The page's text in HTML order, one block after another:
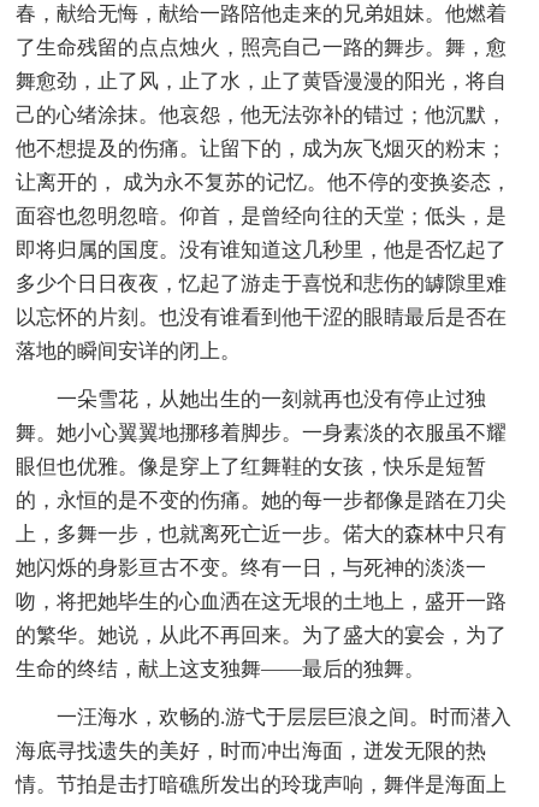
春，献给无悔，献给一路陪他走来的兄弟姐妹。他燃着
了生命残留的点点烛火，照亮自己一路的舞步。舞，愈
舞愈劲，止了风，止了水，止了黄昏漫漫的阳光，将自
己的心绪涂抹。他哀怨，他无法弥补的错过；他沉默，
他不想提及的伤痛。让留下的，成为灰飞烟灭的粉末；
让离开的， 成为永不复苏的记忆。他不停的变换姿态，
面容也忽明忽暗。仰首，是曾经向往的天堂；低头，是
即将归属的国度。没有谁知道这几秒里，他是否忆起了
多少个日日夜夜，忆起了游走于喜悦和悲伤的罅隙里难
以忘怀的片刻。也没有谁看到他干涩的眼睛最后是否在
落地的瞬间安详的闭上。
一朵雪花，从她出生的一刻就再也没有停止过独
舞。她小心翼翼地挪移着脚步。一身素淡的衣服虽不耀
眼但也优雅。像是穿上了红舞鞋的女孩，快乐是短暂
的，永恒的是不变的伤痛。她的每一步都像是踏在刀尖
上，多舞一步，也就离死亡近一步。偌大的森林中只有
她闪烁的身影亘古不变。终有一日，与死神的淡淡一
吻，将把她毕生的心血洒在这无垠的土地上，盛开一路
的繁华。她说，从此不再回来。为了盛大的宴会，为了
生命的终结，献上这支独舞——最后的独舞。
一汪海水，欢畅的.游弋于层层巨浪之间。时而潜入
海底寻找遗失的美好，时而冲出海面，迸发无限的热
情。节拍是击打暗礁所发出的玲珑声响，舞伴是海面上